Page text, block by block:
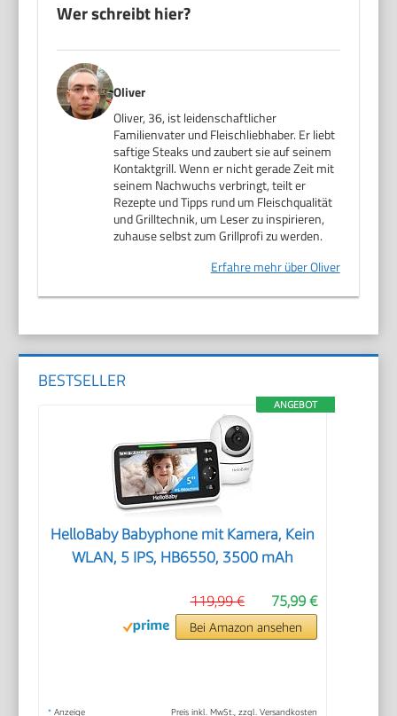
Wer schreibt hier?
Oliver
Oliver, 36, ist leidenschaftlicher
Familienvater und Fleischliebhaber. Er liebt
saftige Steaks und zaubert sie auf seinem
Kontaktgrill. Wenn er nicht gerade Zeit mit
seinem Nachwuchs verbringt, teilt er
Rezepte und Tipps rund um Fleischqualität
und Grilltechnik, um Leser zu inspirieren,
zuhause selbst zum Grillprofi zu werden.
Erfahre mehr über Oliver
BESTSELLER
ANGEBOT
HelloBaby Babyphone mit Kamera, Kein
WLAN, 5 IPS, HB6550, 3500 mAh
75,99 €
119,99 €
Bei Amazon ansehen
* Anzeige Preis inkl. MwSt., zzgl. Versandkosten